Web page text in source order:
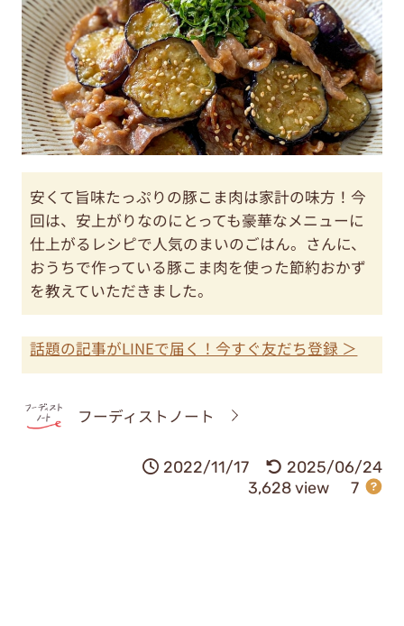
安くて旨味たっぷりの豚こま肉は家計の味方！今
回は、安上がりなのにとっても豪華なメニューに
仕上がるレシピで人気のまいのごはん。さんに、
おうちで作っている豚こま肉を使った節約おかず
を教えていただきました。
話題の記事がLINEで届く！今すぐ友だち登録 ＞
フーディストノート
2022/11/17
2025/06/24
3,628 view
7